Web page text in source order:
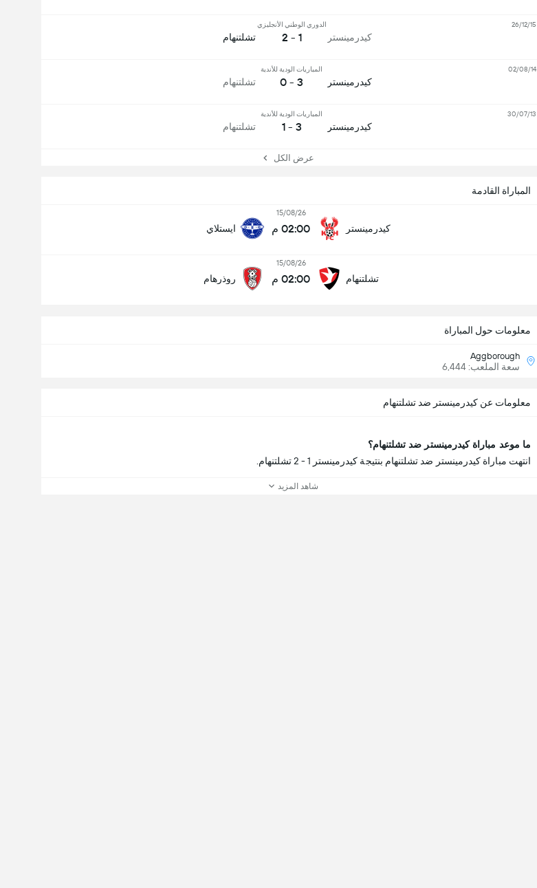
المباراة القادمة
كيدرمينستر
15/08/26
02:00 م ايستلاي
تشلتنهام
15/08/26
02:00 م روذرهام
معلومات حول المباراة
Aggborough
سعة الملعب: 6,444
كيدرمينستر
الدوري الوطني الأنجليزي
1 - 2 تشلتنهام
26/12/15
كيدرمينستر
المباريات الودية للأندية
3 - 0 تشلتنهام
02/08/14
كيدرمينستر
المباريات الودية للأندية
3 - 1 تشلتنهام
30/07/13
عرض الكل
معلومات عن كيدرمينستر ضد تشلتنهام
ما موعد مباراة كيدرمينستر ضد تشلتنهام؟
انتهت مباراة كيدرمينستر ضد تشلتنهام بنتيجة كيدرمينستر 1 - 2 تشلتنهام.
شاهد المزيد